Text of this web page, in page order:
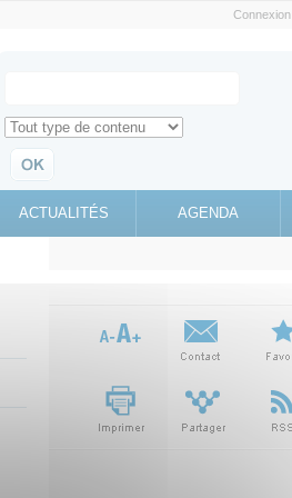
Connexion
Search for
Retrouvez toute l'information sur le site education.gouv.fr
ACTUALITÉS AGENDA